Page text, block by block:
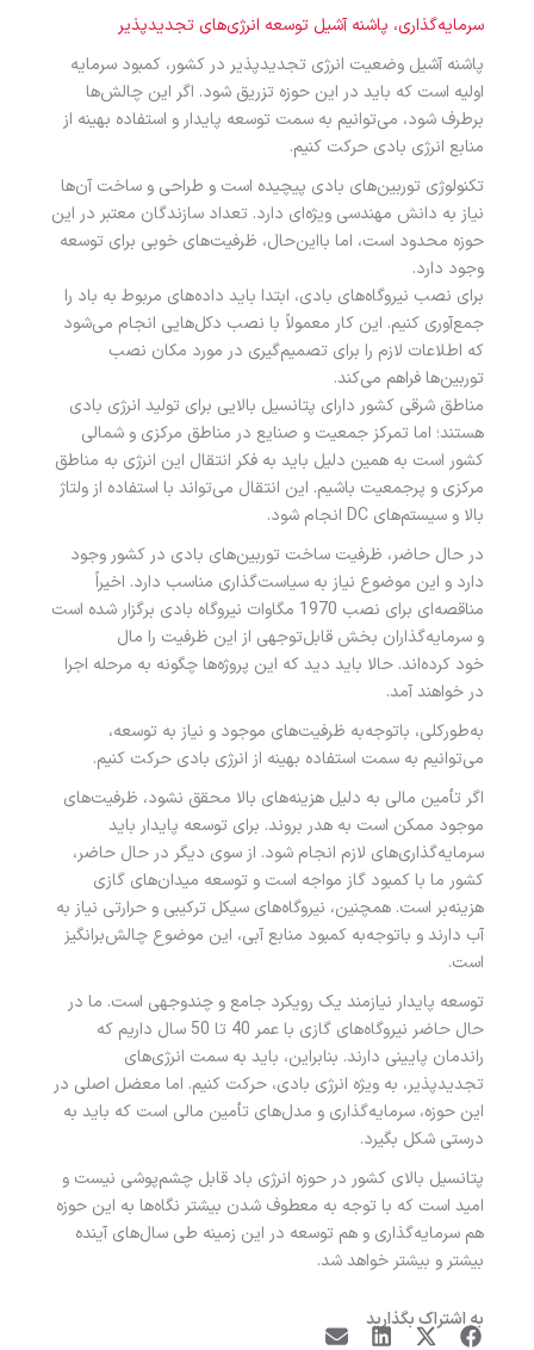
سرمایه‌گذاری، پاشنه آشیل توسعه انرژی‌های تجدیدپذیر
پاشنه آشیل وضعیت انرژی تجدیدپذیر در کشور، کمبود سرمایه
اولیه است که باید در این حوزه تزریق شود. اگر این چالش‌ها
برطرف شود، می‌توانیم به سمت توسعه پایدار و استفاده بهینه از
منابع انرژی بادی حرکت کنیم.
تکنولوژی توربین‌های بادی پیچیده است و طراحی و ساخت آن‌ها
نیاز به دانش مهندسی ویژه‌ای دارد. تعداد سازندگان معتبر در این
حوزه محدود است، اما بااین‌حال، ظرفیت‌های خوبی برای توسعه
وجود دارد.
برای نصب نیروگاه‌های بادی، ابتدا باید داده‌های مربوط به باد را
جمع‌آوری کنیم. این کار معمولاً با نصب دکل‌هایی انجام می‌شود
که اطلاعات لازم را برای تصمیم‌گیری در مورد مکان نصب
توربین‌ها فراهم می‌کند.
مناطق شرقی کشور دارای پتانسیل بالایی برای تولید انرژی بادی
هستند؛ اما تمرکز جمعیت و صنایع در مناطق مرکزی و شمالی
کشور است به همین دلیل باید به فکر انتقال این انرژی به مناطق
مرکزی و پرجمعیت باشیم. این انتقال می‌تواند با استفاده از ولتاژ
بالا و سیستم‌های DC انجام شود.
در حال حاضر، ظرفیت ساخت توربین‌های بادی در کشور وجود
دارد و این موضوع نیاز به سیاست‌گذاری مناسب دارد. اخیراً
مناقصه‌ای برای نصب 1970 مگاوات نیروگاه بادی برگزار شده است
و سرمایه‌گذاران بخش قابل‌توجهی از این ظرفیت را مال
خود کرده‌اند. حالا باید دید که این پروژه‌ها چگونه به مرحله اجرا
در خواهند آمد.
به‌طورکلی، باتوجه‌به ظرفیت‌های موجود و نیاز به توسعه،
می‌توانیم به سمت استفاده بهینه از انرژی بادی حرکت کنیم.
اگر تأمین مالی به دلیل هزینه‌های بالا محقق نشود، ظرفیت‌های
موجود ممکن است به هدر بروند. برای توسعه پایدار باید
سرمایه‌گذاری‌های لازم انجام شود. از سوی دیگر در حال حاضر،
کشور ما با کمبود گاز مواجه است و توسعه میدان‌های گازی
هزینه‌بر است. همچنین، نیروگاه‌های سیکل ترکیبی و حرارتی نیاز به
آب دارند و باتوجه‌به کمبود منابع آبی، این موضوع چالش‌برانگیز
است.
توسعه پایدار نیازمند یک رویکرد جامع و چندوجهی است. ما در
حال حاضر نیروگاه‌های گازی با عمر 40 تا 50 سال داریم که
راندمان پایینی دارند. بنابراین، باید به سمت انرژی‌های
تجدیدپذیر، به ویژه انرژی بادی، حرکت کنیم. اما معضل اصلی در
این حوزه، سرمایه‌گذاری و مدل‌های تأمین مالی است که باید به
درستی شکل بگیرد.
پتانسیل بالای کشور در حوزه انرژی باد قابل چشم‌پوشی نیست و
امید است که با توجه به معطوف شدن بیشتر نگاه‌ها به این حوزه
هم سرمایه‌گذاری و هم توسعه در این زمینه طی سال‌های آینده
بیشتر و بیشتر خواهد شد.
به اشتراک بگذارید